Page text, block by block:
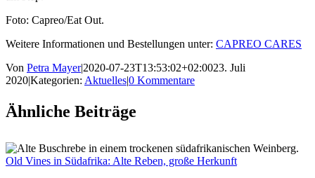
Foto: Capreo/Eat Out.
Weitere Informationen und Bestellungen unter: CAPREO CARES
Von Petra Mayer|2020-07-23T13:53:02+02:0023. Juli
2020|Kategorien: Aktuelles|0 Kommentare
Ähnliche Beiträge
Old Vines in Südafrika: Alte Reben, große Herkunft